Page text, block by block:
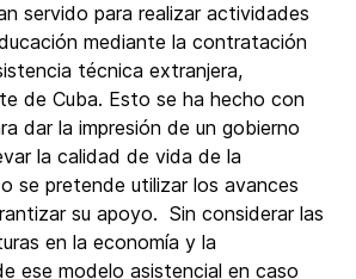
servido para realizar actividades
mediante la contratación
técnica extranjera,
de Cuba. Esto se ha hecho con
dar la impresión de un gobierno
la calidad de vida de la
se pretende utilizar los avances
su apoyo. Sin considerar las
en la economía y la
ese modelo asistencial en caso